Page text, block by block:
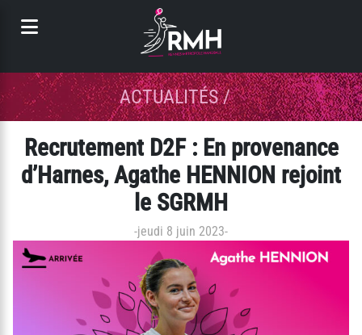
ACTUALITÉS/
Recrutement D2F : En provenance
d’Harnes, Agathe HENNION rejoint
le SGRMH
-jeudi 8 juin 2023-
Panneau de gestion des cookies